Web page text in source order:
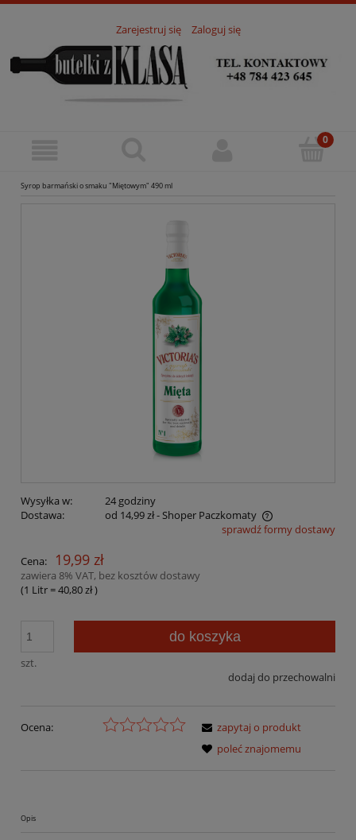
Zarejestruj się Zaloguj się
Syrop barmański o smaku "Miętowym" 490 ml
Wysyłka w:
24 godziny
Dostawa:
od 14,99 zł- Shoper Paczkomaty
Cena nie zawiera ewentualnych kosztów płatnościsprawdź formy dostawy
Cena: 19,99 zł
zawiera 8% VAT, bez kosztów dostawy
(1 Litr=40,80 zł)
szt.
do koszyka
dodaj do przechowalni
Ocena:
zapytaj o produkt
poleć znajomemu
Opis